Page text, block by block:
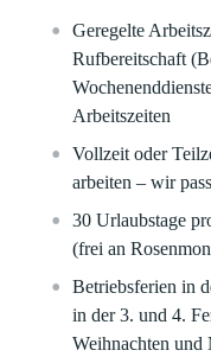
Geregelte
Rufbereitschaft
Arbeitszeiten
Vollzeit oder
arbeiten – wir
30 Urlaubstage
(frei an
Betriebsferien in
in der 3. und 4.
Weihnachten und